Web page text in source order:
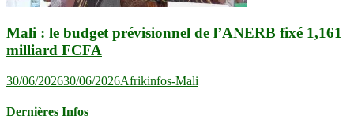
Mali : le budget prévisionnel de l’ANERB fixé 1,161
milliard FCFA
30/06/202630/06/2026Afrikinfos-Mali
Dernières Infos